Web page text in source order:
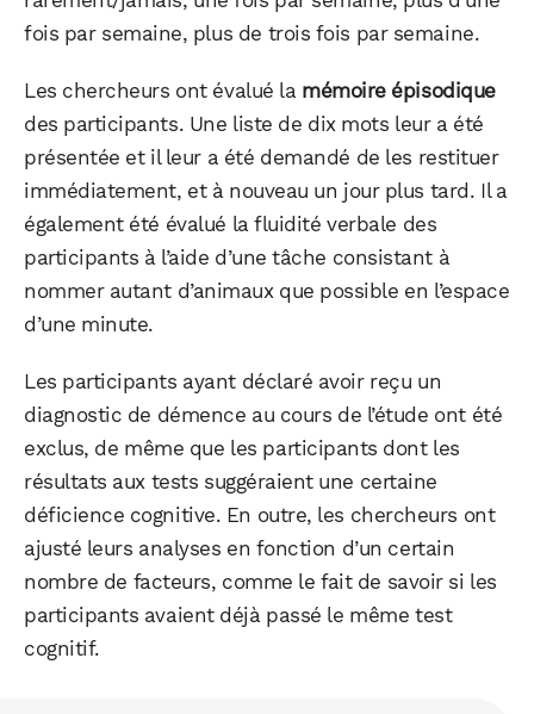
fois par semaine, plus de trois fois par semaine.
Les chercheurs ont évalué la mémoire épisodique
des participants. Une liste de dix mots leur a été
présentée et il leur a été demandé de les restituer
immédiatement, et à nouveau un jour plus tard. Il a
également été évalué la fluidité verbale des
participants à l’aide d’une tâche consistant à
nommer autant d’animaux que possible en l’espace
d’une minute.
Les participants ayant déclaré avoir reçu un
diagnostic de démence au cours de l’étude ont été
exclus, de même que les participants dont les
résultats aux tests suggéraient une certaine
déficience cognitive. En outre, les chercheurs ont
ajusté leurs analyses en fonction d’un certain
nombre de facteurs, comme le fait de savoir si les
participants avaient déjà passé le même test
cognitif.